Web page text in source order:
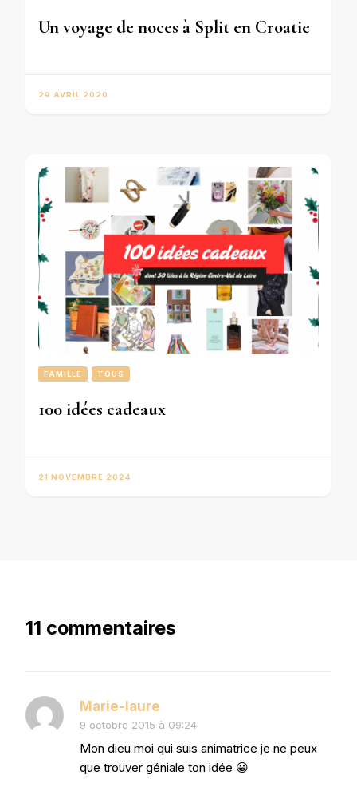
Un voyage de noces à Split en Croatie
29 AVRIL 2020
FAMILLE TOUS
100 idées cadeaux
21 NOVEMBRE 2024
11 commentaires
Marie-laure
9 octobre 2015 à 09:24
Mon dieu moi qui suis animatrice je ne peux
que trouver géniale ton idée 😀